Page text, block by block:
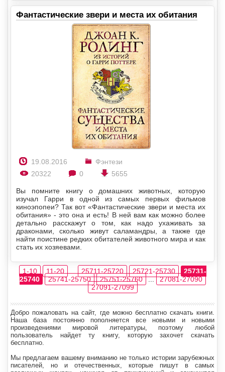
Фантастические звери и места их обитания
19.08.2016
Фэнтези
20322
0 5655
Вы помните книгу о домашних животных, которую
изучал Гарри в одной из самых первых фильмов
киноэпопеи? Так вот «Фантастические звери и места их
обитания» - это она и есть! В ней вам как можно более
детально расскажут о том, как надо ухаживать за
драконами, сколько живут саламандры, а также где
найти поистине редких обитателей животного мира и как
стать их хозяевами.
1-10 11-20 25711-25720 25721-25730
25731-
25740
25741-25750 25751-25760 ...
27081-27090
27091-27099
Добро пожаловать на сайт, где можно бесплатно скачать книги.
Наша база постоянно пополняется все новыми и новыми
произведениями мировой литературы, поэтому любой
пользователь найдет ту книгу, которую захочет скачать
бесплатно.
Мы предлагаем вашему вниманию не только истории зарубежных
писателей, но и отечественных, которые пишут в самых